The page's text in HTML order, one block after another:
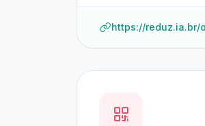
https://reduz.ia.br/